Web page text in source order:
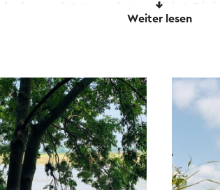
)Naturschutzgebiet
und Obbicht. Von
direkt in den RivierPark
in Sittard und beenden Sie
Getränk. Sie können von
parken Sie direkt unter
Weiter lesen